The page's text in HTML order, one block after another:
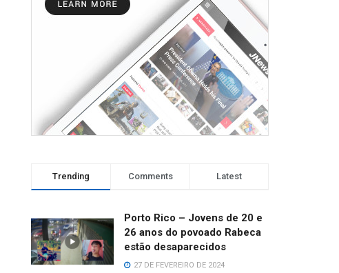
Trending Comments Latest
Porto Rico – Jovens de 20 e
26 anos do povoado Rabeca
estão desaparecidos
27 DE FEVEREIRO DE 2024